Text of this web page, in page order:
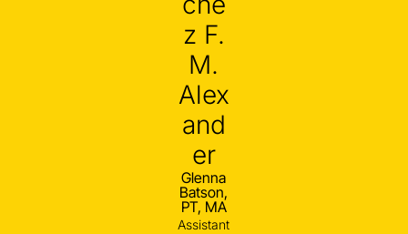
z F.
M.
Alex
and
er
Glenna
Batson,
PT, MA
Assistant